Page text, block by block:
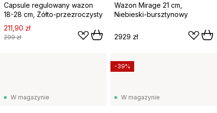
Capsule regulowany wazon
18-28 cm, Żółto-przezroczysty
211,90 zł
299 zł
Wazon Mirage 21 cm,
Niebieski-bursztynowy
2929 zł
W magazynie W magazynie
-39%